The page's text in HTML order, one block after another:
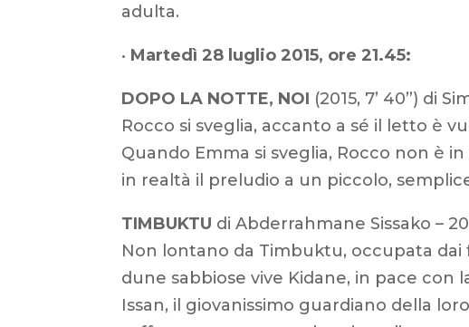
adulta.
• Martedì 28 luglio 2015, ore 21.45:
DOPO LA NOTTE, NOI (2015, 7’ 40”) di
Rocco si sveglia, accanto a sé il letto è
Quando Emma si sveglia, Rocco non è
in realtà il preludio a un piccolo,
TIMBUKTU di Abderrahmane Sissako –
Non lontano da Timbuktu, occupata
dune sabbiose vive Kidane, in pace con
Issan, il giovanissimo guardiano della